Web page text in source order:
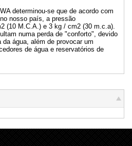
determinou-se que de acordo com
nosso país, a pressão
(10 M.C.A.) e 3 kg / cm2 (30 m.c.a).
numa perda de "conforto", devido
água, além de provocar um
de água e reservatórios de